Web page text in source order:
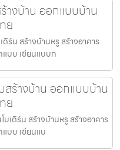
างบ้าน ออกแบบบ้าน
ย
ร์น สร้างบ้านหรู สร้างอาคาร
แบบ เขียนแบบก
ร้างบ้าน ออกแบบบ้าน
ย
เดิร์น สร้างบ้านหรู สร้างอาคาร
บบ เขียนแบ